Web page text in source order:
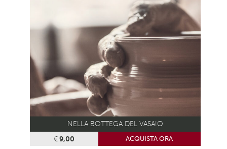
NELLA BOTTEGA DEL VASAIO
€9,00 ACQUISTA ORA